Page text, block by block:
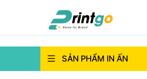
SẢN PHẨM IN ẤN